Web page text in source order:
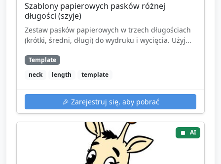
Szablony papierowych pasków różnej
długości (szyje)
Zestaw pasków papierowych w trzech długościach
(krótki, średni, długi) do wydruku i wycięcia. Użyj...
Template
neck
length template
🎉 Zarejestruj się, aby pobrać
AI